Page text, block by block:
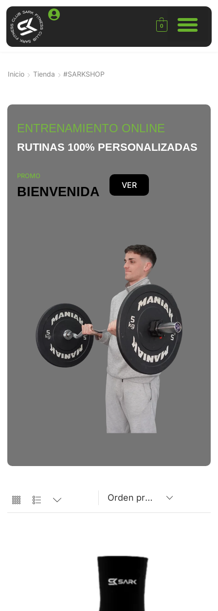
0
Inicio Tienda #SARKSHOP
ENTRENAMIENTO ONLINE
RUTINAS 100% PERSONALIZADAS
PROMO
BIENVENIDA VER